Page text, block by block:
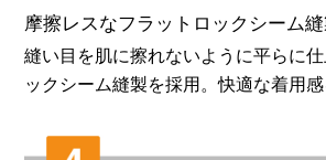
摩擦レスなフラットロックシーム
縫い目を肌に擦れないように平らに
ックシーム縫製を採用。快適な着用感